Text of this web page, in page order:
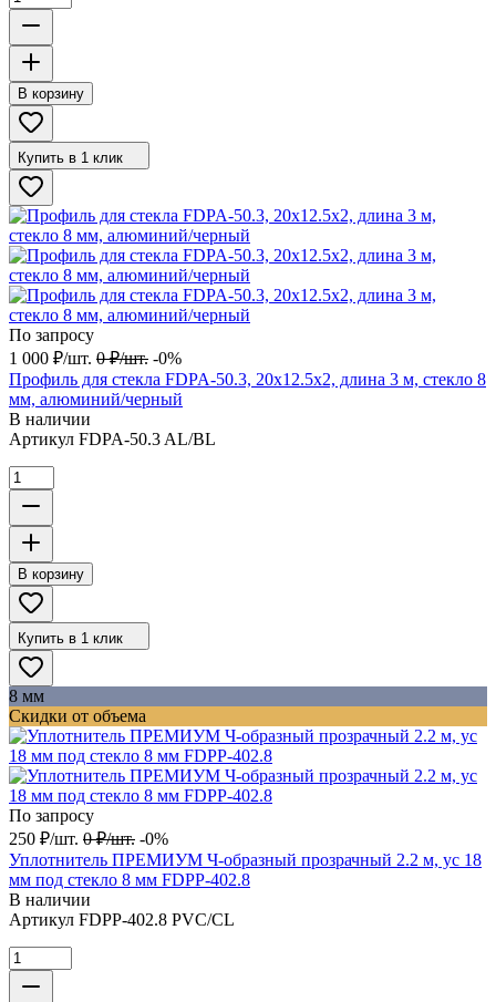
В корзину
Купить в 1 клик
По запросу
1 000 ₽/шт. 0 ₽/шт. -0%
Профиль для стекла FDPA-50.3, 20х12.5х2, длина 3 м, стекло 8
мм, алюминий/черный
В наличии
Артикул FDPA-50.3 AL/BL
В корзину
Купить в 1 клик
8 мм
Скидки от объема
По запросу
250 ₽/шт. 0 ₽/шт. -0%
Уплотнитель ПРЕМИУМ Ч-образный прозрачный 2.2 м, ус 18
мм под стекло 8 мм FDPP-402.8
В наличии
Артикул FDPP-402.8 PVC/CL